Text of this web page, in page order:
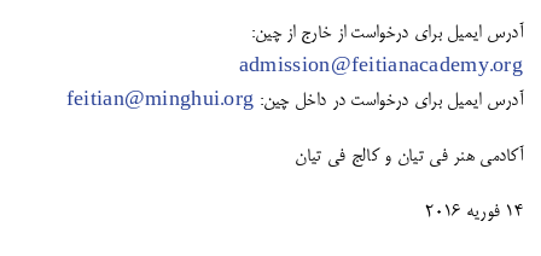
آدرس ایمیل برای درخواست از خارج از چین:
admission@feitianacademy.org
آدرس ایمیل برای درخواست در داخل چین: feitian@minghui.org
آکادمی هنر فی تیان و کالج فی تیان
۱۴ فوریه ۲۰۱۶